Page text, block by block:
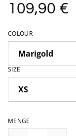
109,90 €
COLOUR
SIZE
MENGE